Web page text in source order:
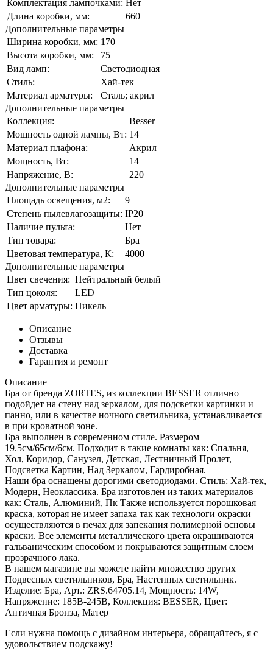
Комплектация лампочками: Нет
Длина коробки, мм:
660
Дополнительные параметры
Ширина коробки, мм: 170
Высота коробки, мм:
75
Вид ламп:
Светодиодная
Стиль:
Хай-тек
Материал арматуры:
Сталь; акрил
Дополнительные параметры
Коллекция:
Besser
Мощность одной лампы, Вт: 14
Материал плафона:
Акрил
Мощность, Вт:
14
Напряжение, В:
220
Дополнительные параметры
Площадь освещения, м2:
9
Степень пылевлагозащиты: IP20
Наличие пульта:
Нет
Тип товара:
Бра
Цветовая температура, К:
4000
Дополнительные параметры
Цвет свечения: Нейтральный белый
Тип цоколя:
LED
Цвет арматуры: Никель
Описание
Отзывы
Доставка
Гарантия и ремонт
Описание
Бра от бренда ZORTES, из коллекции BESSER отлично
подойдет на стену над зеркалом, для подсветки картинки и
панно, или в качестве ночного светильника, устанавливается
в при кроватной зоне.
Бра выполнен в современном стиле. Размером
19.5см/65см/6см. Подходит в такие комнаты как: Спальня,
Хол, Коридор, Санузел, Детская, Лестничный Пролет,
Подсветка Картин, Над Зеркалом, Гардиробная.
Наши бра оснащены дорогими светодиодами. Стиль: Хай-тек,
Модерн, Неоклассика. Бра изготовлен из таких материалов
как: Сталь, Алюминий, Пк Также используется порошковая
краска, которая не имеет запаха так как технологи окраски
осуществляются в печах для запекания полимерной основы
краски. Все элементы металлического цвета окрашиваются
гальваническим способом и покрываются защитным слоем
прозрачного лака.
В нашем магазине вы можете найти множество других
Подвесных светильников, Бра, Настенных светильник.
Изделие: Бра, Арт.: ZRS.64705.14, Мощность: 14W,
Напряжение: 185В-245В, Коллекция: BESSER, Цвет:
Античная Бронза, Матер
Если нужна помощь с дизайном интерьера, обращайтесь, я с
удовольствием подскажу!